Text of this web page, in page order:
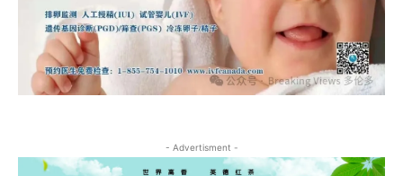
- Advertisment -